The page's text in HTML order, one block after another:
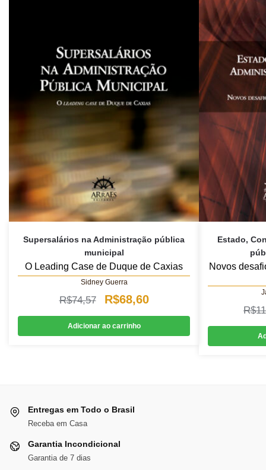
Supersalários na Administração pública
municipal
O Leading Case de Duque de Caxias
Sidney Guerra
R$74,57
O
preço
original
R$68,60O
preço
atual
Adicionar ao carrinho
Estado,
Novos
R$
Entregas em Todo o Brasil
Receba em Casa
Garantia Incondicional
Garantia de 7 dias